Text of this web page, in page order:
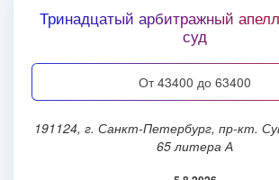
Тринадцатый арбитражный
суд
от 43400 до 63400
191124, г. Санкт-Петербург, пр-кт. Суворовский, д.
65 литера А